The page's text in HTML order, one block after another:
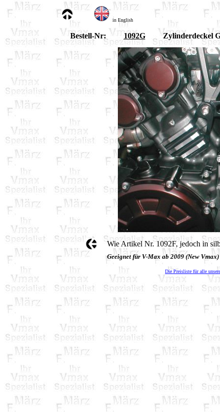
in English
Bestell-Nr: 1092G Zylinderdeckel
Wie Artikel Nr. 1092F, jedoch in
Geeignet für V-Max ab 2009 (New Vmax)
Die Preisliste für alle